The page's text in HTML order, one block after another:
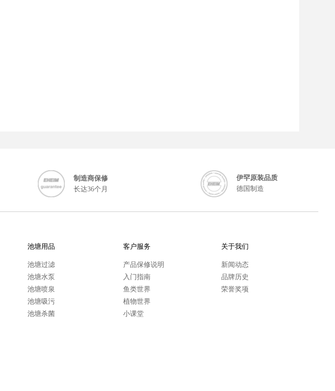
制造商保修
长达36个月
伊罕原装品质
德国制造
池塘用品
池塘过滤
池塘水泵
池塘喷泉
池塘吸污
池塘杀菌
客户服务
产品保修说明
入门指南
鱼类世界
植物世界
小课堂
关于我们
新闻动态
品牌历史
荣誉奖项